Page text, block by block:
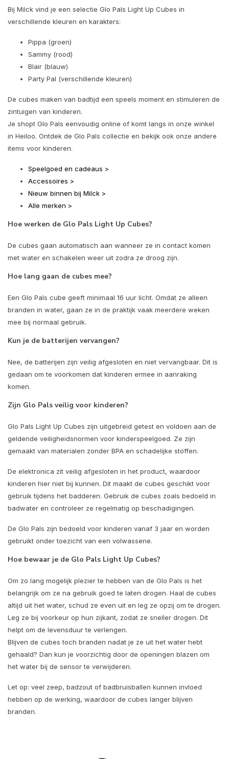
Bij Milck vind je een selectie Glo Pals Light Up Cubes in
verschillende kleuren en karakters:
Pippa (groen)
Sammy (rood)
Blair (blauw)
Party Pal (verschillende kleuren)
De cubes maken van badtijd een speels moment en stimuleren de
zintuigen van kinderen.
Je shopt Glo Pals eenvoudig online of komt langs in onze winkel
in Heiloo. Ontdek de Glo Pals collectie en bekijk ook onze andere
items voor kinderen.
Speelgoed en cadeaus >
Accessoires >
Nieuw binnen bij Milck >
Alle merken >
Hoe werken de Glo Pals Light Up Cubes?
De cubes gaan automatisch aan wanneer ze in contact komen
met water en schakelen weer uit zodra ze droog zijn.
Hoe lang gaan de cubes mee?
Een Glo Pals cube geeft minimaal 16 uur licht. Omdat ze alleen
branden in water, gaan ze in de praktijk vaak meerdere weken
mee bij normaal gebruik.
Kun je de batterijen vervangen?
Nee, de batterijen zijn veilig afgesloten en niet vervangbaar. Dit is
gedaan om te voorkomen dat kinderen ermee in aanraking
komen.
Zijn Glo Pals veilig voor kinderen?
Glo Pals Light Up Cubes zijn uitgebreid getest en voldoen aan de
geldende veiligheidsnormen voor kinderspeelgoed. Ze zijn
gemaakt van materialen zonder BPA en schadelijke stoffen.
De elektronica zit veilig afgesloten in het product, waardoor
kinderen hier niet bij kunnen. Dit maakt de cubes geschikt voor
gebruik tijdens het badderen. Gebruik de cubes zoals bedoeld in
badwater en controleer ze regelmatig op beschadigingen.
De Glo Pals zijn bedoeld voor kinderen vanaf 3 jaar en worden
gebruikt onder toezicht van een volwassene.
Hoe bewaar je de Glo Pals Light Up Cubes?
Om zo lang mogelijk plezier te hebben van de Glo Pals is het
belangrijk om ze na gebruik goed te laten drogen. Haal de cubes
altijd uit het water, schud ze even uit en leg ze opzij om te drogen.
Leg ze bij voorkeur op hun zijkant, zodat ze sneller drogen. Dit
helpt om de levensduur te verlengen.
Blijven de cubes toch branden nadat je ze uit het water hebt
gehaald? Dan kun je voorzichtig door de openingen blazen om
het water bij de sensor te verwijderen.
Let op: veel zeep, badzout of badbruisballen kunnen invloed
hebben op de werking, waardoor de cubes langer blijven
branden.